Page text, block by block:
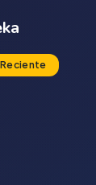
Reciente